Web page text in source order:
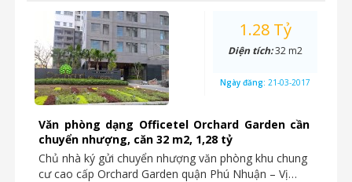
Văn phòng dạng Officetel Orchard Garden cần
chuyển nhượng, căn 32 m2, 1,28 tỷ
Chủ nhà ký gửi chuyển nhượng văn phòng khu chung
cư cao cấp Orchard Garden quận Phú Nhuận – Vị…
1.28 Tỷ
Diện tích:32 m2
Ngày đăng: 21-03-2017